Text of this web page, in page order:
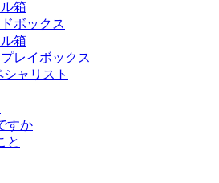
箱
ボックス
箱
レイボックス
ャリスト
すか
と